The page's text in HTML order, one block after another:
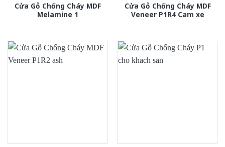
Cửa Gỗ Chống Cháy MDF
Melamine 1
Cửa Gỗ Chống Cháy MDF
Veneer P1R4 Cam xe